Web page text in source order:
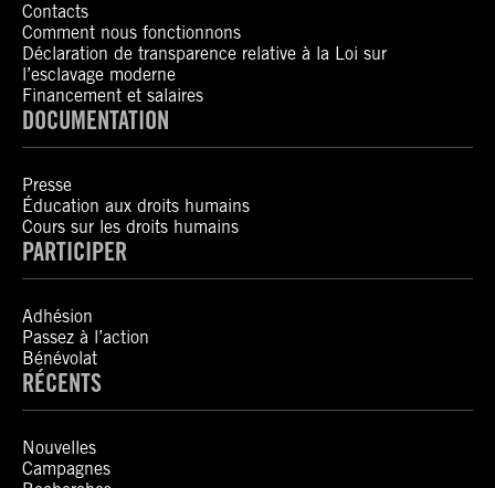
Contacts
Comment nous fonctionnons
Déclaration de transparence relative à la Loi sur
l’esclavage moderne
Financement et salaires
DOCUMENTATION
Presse
Éducation aux droits humains
Cours sur les droits humains
PARTICIPER
Adhésion
Passez à l’action
Bénévolat
RÉCENTS
Nouvelles
Campagnes